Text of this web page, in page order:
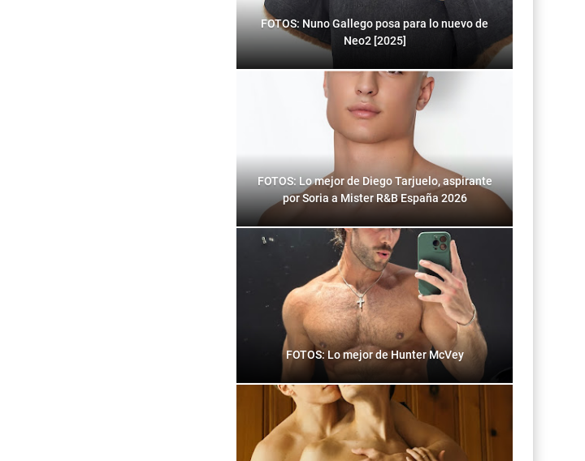
FOTOS: Nuno Gallego posa para lo nuevo de
Neo2 [2025]
FOTOS: Lo mejor de Diego Tarjuelo, aspirante
por Soria a Mister R&B España 2026
FOTOS: Lo mejor de Hunter McVey